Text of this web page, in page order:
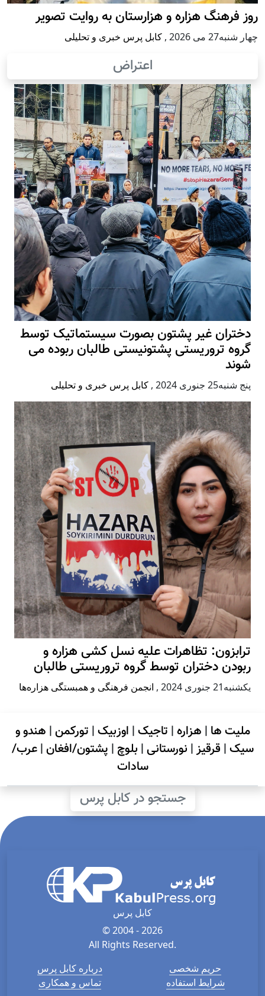
روز فرهنگ هزاره و هزارستان به روایت تصویر
چهار شنبه27 می 2026 , کابل پرس خبری و تحلیلی
اعتراض
دختران غیر پشتون بصورت سیستماتیک توسط
گروه تروریستی پشتونیستی طالبان ربوده می
شوند
پنج شنبه25 جنوری 2024 , کابل پرس خبری و تحلیلی
ترابزون: تظاهرات علیه نسل کشی هزاره و
ربودن دختران توسط گروه تروریستی طالبان
يكشنبه21 جنوری 2024 , انجمن فرهنگی و همبستگی هزاره‌ها
ملیت ها | هزاره| تاجیک| اوزبیک| تورکمن| هندو و
سیک| قرقیز| نورستانی| بلوچ | پشتون/افغان|عرب/
سادات
جستجو در کابل پرس
کابل پرس
© 2004 - 2026
All Rights Reserved.
درباره کابل پرس
تماس و همکاری
حریم شخصی
شرایط استفاده